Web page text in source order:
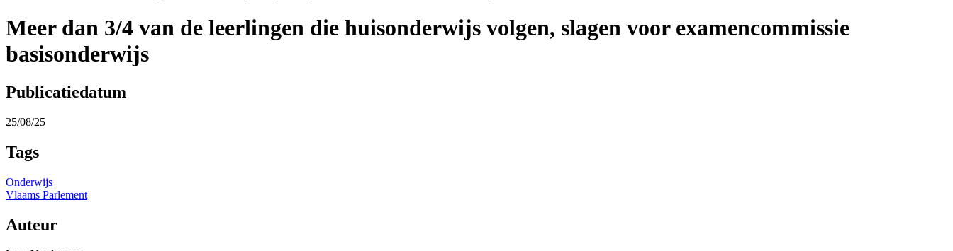
Meer dan 3/4 van de leerlingen die huisonderwijs volgen, slagen voor examencommissie
basisonderwijs
Publicatiedatum
25/08/25
Tags
Onderwijs
Vlaams Parlement
Auteur